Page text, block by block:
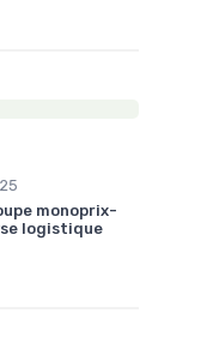
monoprix-
logistique